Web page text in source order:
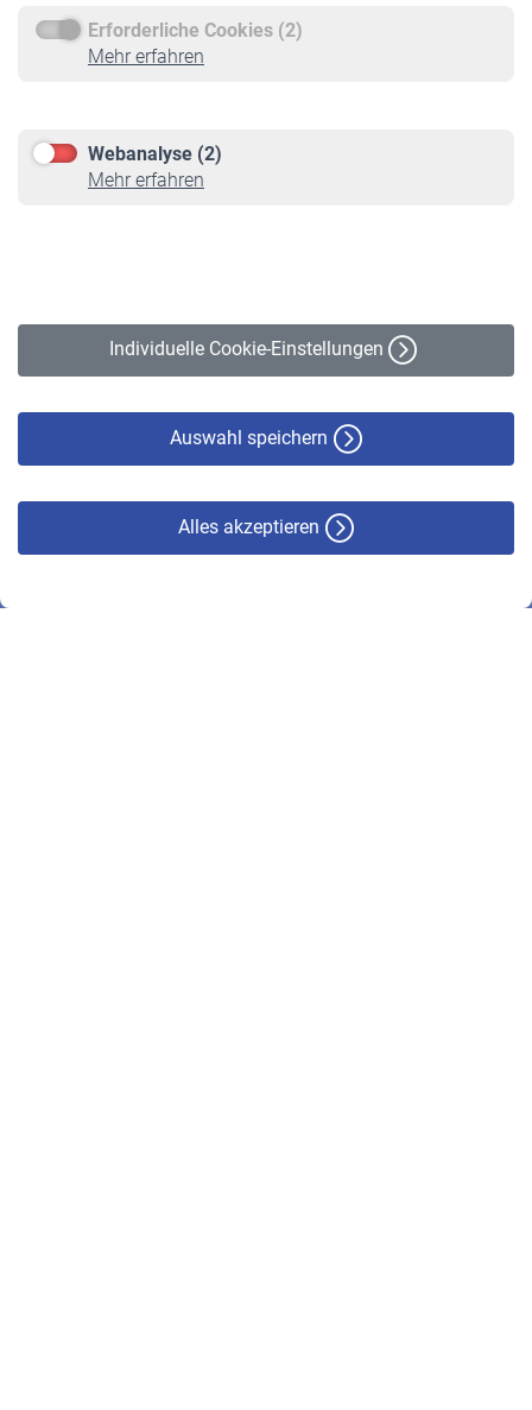
Erforderliche Cookies (2)
Mehr erfahren
Webanalyse (2)
Mehr erfahren
Individuelle Cookie-Einstellungen
Auswahl speichern
Alles akzeptieren
Service
Informationen
Online-Rechner
VBLnewsletter
Erklärung zur Barrierefreiheit
© VBL 2026